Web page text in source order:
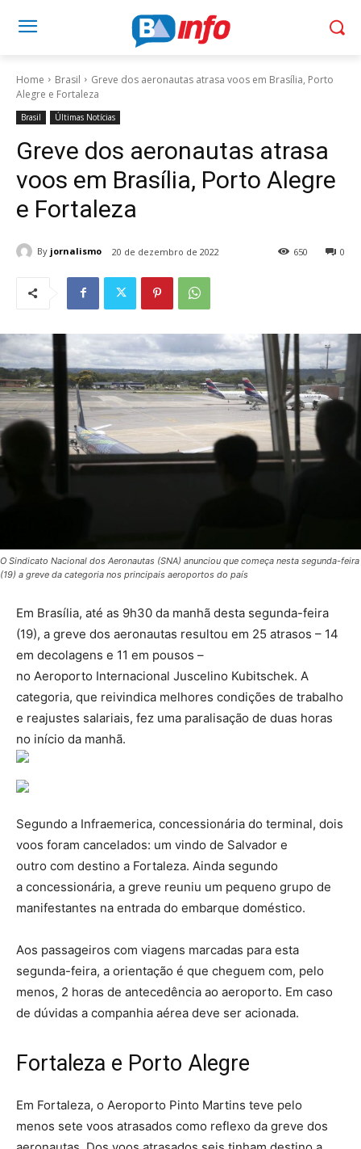
Home Brasil
Greve dos aeronautas atrasa voos em Brasília, Porto
Alegre e Fortaleza
Brasil Últimas Notícias
Greve dos aeronautas atrasa
voos em Brasília, Porto Alegre
e Fortaleza
By jornalismo 20 de dezembro de 2022 0
650
O Sindicato Nacional dos Aeronautas (SNA) anunciou que começa nesta segunda-feira
(19) a greve da categoria nos principais aeroportos do país
Em Brasília, até as 9h30 da manhã desta segunda-feira
(19), a greve dos aeronautas resultou em 25 atrasos – 14
em decolagens e 11 em pousos –
no Aeroporto Internacional Juscelino Kubitschek. A
categoria, que reivindica melhores condições de trabalho
e reajustes salariais, fez uma paralisação de duas horas
no início da manhã.
Segundo a Infraemerica, concessionária do terminal, dois
voos foram cancelados: um vindo de Salvador e
outro com destino a Fortaleza. Ainda segundo
a concessionária, a greve reuniu um pequeno grupo de
manifestantes na entrada do embarque doméstico.
Aos passageiros com viagens marcadas para esta
segunda-feira, a orientação é que cheguem com, pelo
menos, 2 horas de antecedência ao aeroporto. Em caso
de dúvidas a companhia aérea deve ser acionada.
Fortaleza e Porto Alegre
Em Fortaleza, o Aeroporto Pinto Martins teve pelo
menos sete voos atrasados como reflexo da greve dos